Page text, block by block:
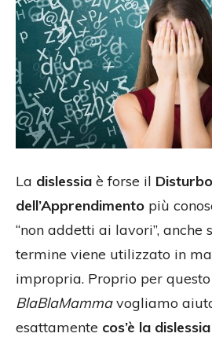
La dislessia è forse il
dell’Apprendimento più
“non addetti ai lavori”, anche
termine viene utilizzato in
impropria. Proprio per
BlaBlaMammavogliamo
esattamente cos’è la dislessia